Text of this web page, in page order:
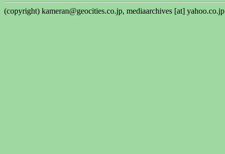
(copyright) kameran@geocities.co.jp, mediaarchives [at] yahoo.co.jp